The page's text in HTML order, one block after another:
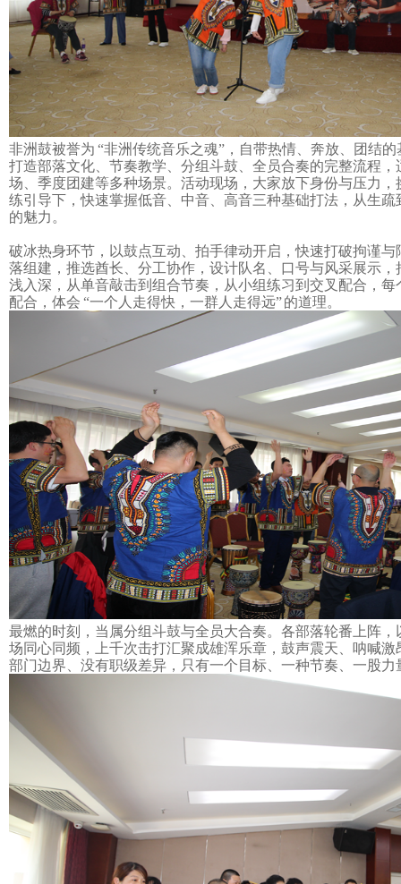
非洲鼓被誉为 “非洲传统音乐之魂”，自带热情、奔放、团结
打造部落文化、节奏教学、分组斗鼓、全员合奏的完整流程
场、季度团建等多种场景。活动现场，大家放下身份与压力
练引导下，快速掌握低音、中音、高音三种基础打法，从生
的魅力。
破冰热身环节，以鼓点互动、拍手律动开启，快速打破拘谨
落组建，推选酋长、分工协作，设计队名、口号与风采展示
浅入深，从单音敲击到组合节奏，从小组练习到交叉配合，
配合，体会 “一个人走得快，一群人走得远” 的道理。
最燃的时刻，当属分组斗鼓与全员大合奏。各部落轮番上阵
场同心同频，上千次击打汇聚成雄浑乐章，鼓声震天、呐喊
部门边界、没有职级差异，只有一个目标、一种节奏、一股